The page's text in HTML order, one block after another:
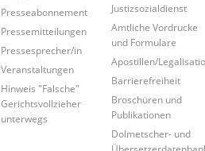
Presseabonnement
Pressemitteilungen
Pressesprecher/in
Veranstaltungen
Hinweis "Falsche"
Gerichtsvollzieher
unterwegs
Justizsozialdienst
Amtliche Vordrucke
und Formulare
Apostillen/
Barrierefreiheit
Broschüren und
Publikationen
Dolmetscher- und